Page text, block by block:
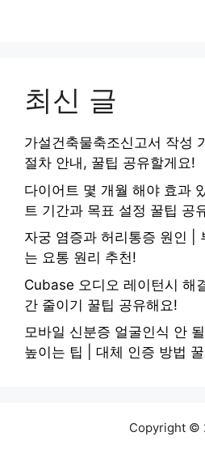
최신 글
가설건축물축조신고서 작성
절차 안내, 꿀팁 공유할게요!
다이어트 몇 개월 해야 효과
트 기간과 목표 설정 꿀팁 공
자궁 염증과 허리통증 원인 |
는 요통 원리 추천!
Cubase 오디오 레이턴시 해
간 줄이기 꿀팁 공유해요!
모바일 신분증 얼굴인식 안
높이는 팁 | 대체 인증 방법
Copyright ©